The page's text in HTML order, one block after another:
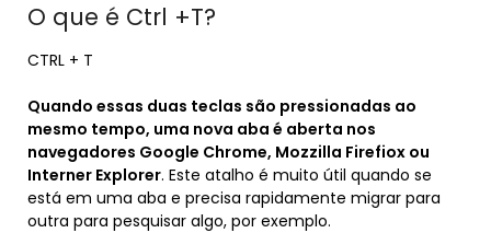
O que é Ctrl +T?
CTRL + T
Quando essas duas teclas são pressionadas ao
mesmo tempo, uma nova aba é aberta nos
navegadores Google Chrome, Mozzilla Firefiox ou
Interner Explorer. Este atalho é muito útil quando se
está em uma aba e precisa rapidamente migrar para
outra para pesquisar algo, por exemplo.